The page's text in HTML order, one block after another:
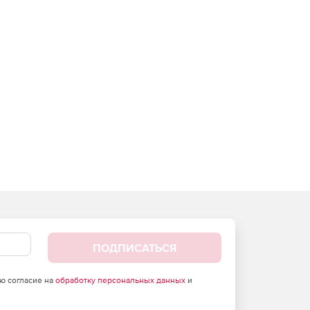
ПОДПИСАТЬСЯ
согласие на обработку персональных данныхи